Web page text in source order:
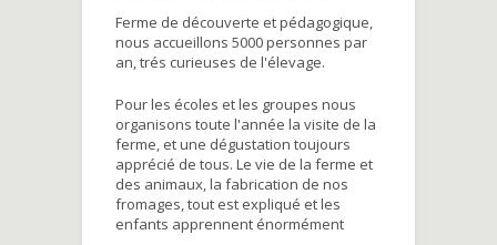
Ferme de découverte et pédagogique,
nous accueillons 5000 personnes par
an, trés curieuses de l'élevage.
Pour les écoles et les groupes nous
organisons toute l'année la visite de la
ferme, et une dégustation toujours
apprécié de tous. Le vie de la ferme et
des animaux, la fabrication de nos
fromages, tout est expliqué et les
enfants apprennent énormément